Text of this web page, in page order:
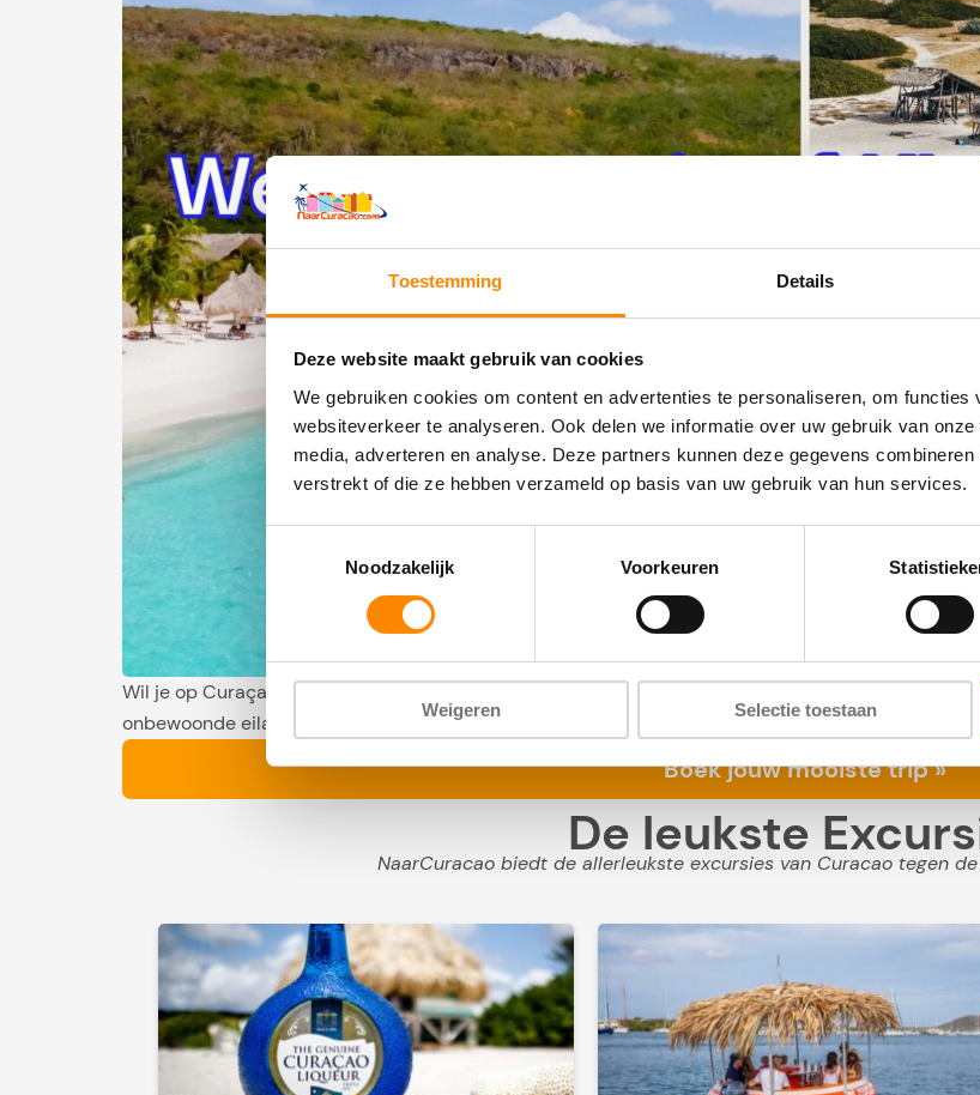
Toestemming Details
Deze website maakt gebruik van cookies
We gebruiken cookies om content en advertenties te personaliseren, om functies
websiteverkeer te analyseren. Ook delen we informatie over uw gebruik van
media, adverteren en analyse. Deze partners kunnen deze gegevens
verstrekt of die ze hebben verzameld op basis van uw gebruik van hun services.
Noodzakelijk
Voorkeuren
Weigeren Selectie toestaan
Wil je op Curaçao een mooie boottrip maken dan heb je eigenlijk maar 2 keuzes: of je gaat
onbewoonde eilandje Klein Curaçao. Maar welke boottrip past het beste bij jou? We geven de
Boek jouw mooiste trip »
De leukste
NaarCuracao biedt de allerleukste excursies van Curacao tegen